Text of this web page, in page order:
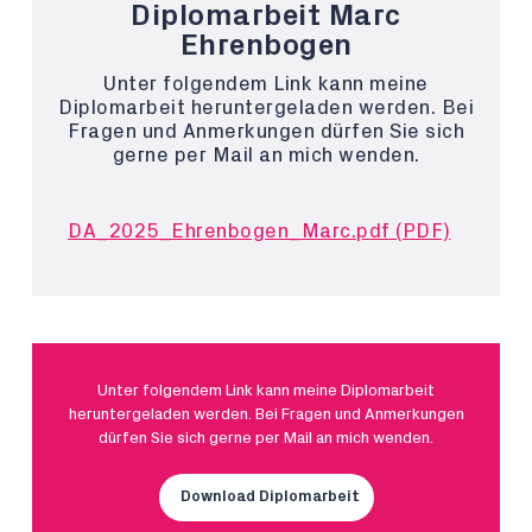
Diplomarbeit Marc
Ehrenbogen
Unter folgendem Link kann meine
Diplomarbeit heruntergeladen werden. Bei
Fragen und Anmerkungen dürfen Sie sich
gerne per Mail an mich wenden.
DA_2025_Ehrenbogen_Marc.pdf (PDF)
Unter folgendem Link kann meine Diplomarbeit
heruntergeladen werden. Bei Fragen und Anmerkungen
dürfen Sie sich gerne per Mail an mich wenden.
Download Diplomarbeit